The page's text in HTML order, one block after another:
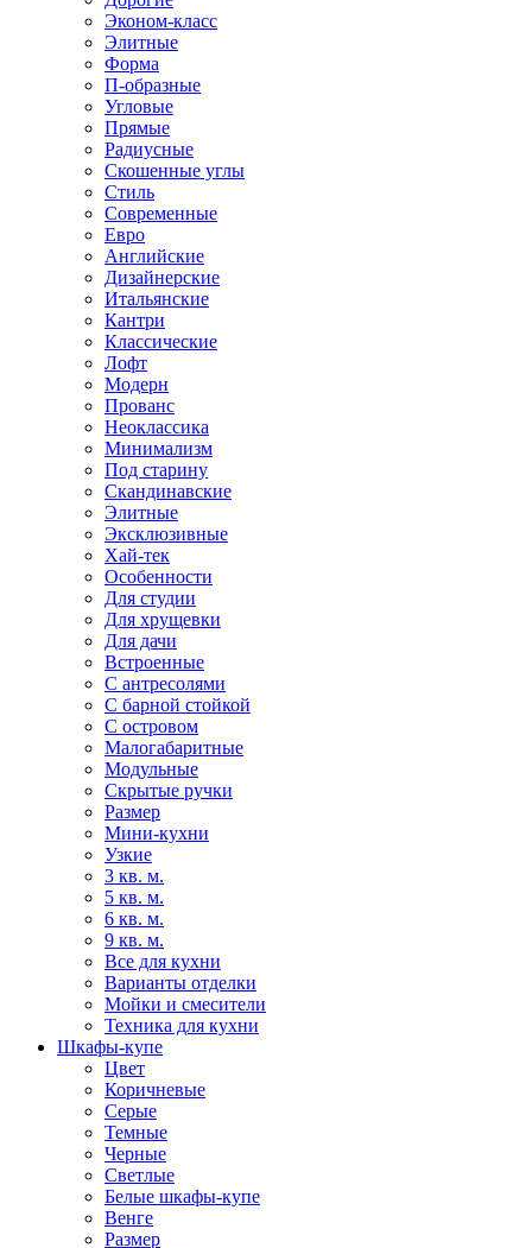
Эконом-класс
Элитные
Форма
П-образные
Угловые
Прямые
Радиусные
Скошенные углы
Стиль
Современные
Евро
Английские
Дизайнерские
Итальянские
Кантри
Классические
Лофт
Модерн
Прованс
Неоклассика
Минимализм
Под старину
Скандинавские
Элитные
Эксклюзивные
Хай-тек
Особенности
Для студии
Для хрущевки
Для дачи
Встроенные
С антресолями
С барной стойкой
С островом
Малогабаритные
Модульные
Скрытые ручки
Размер
Мини-кухни
Узкие
3 кв. м.
5 кв. м.
6 кв. м.
9 кв. м.
Все для кухни
Варианты отделки
Мойки и смесители
Техника для кухни
Шкафы-купе
Цвет
Коричневые
Серые
Темные
Черные
Светлые
Белые шкафы-купе
Венге
Размер